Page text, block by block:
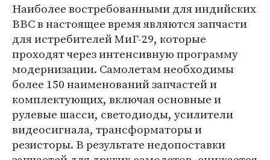
Наиболее востребованными для индийских
ВВС в настоящее время являются запчасти
для истребителей МиГ-29, которые
проходят через интенсивную программу
модернизации. Самолетам необходимы
более 150 наименований запчастей и
комплектующих, включая основные и
рулевые шасси, светодиоды, усилители
видеосигнала, трансформаторы и
резисторы. В результате недопоставки